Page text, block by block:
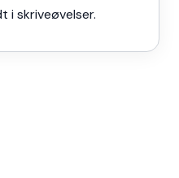
i skriveøvelser.